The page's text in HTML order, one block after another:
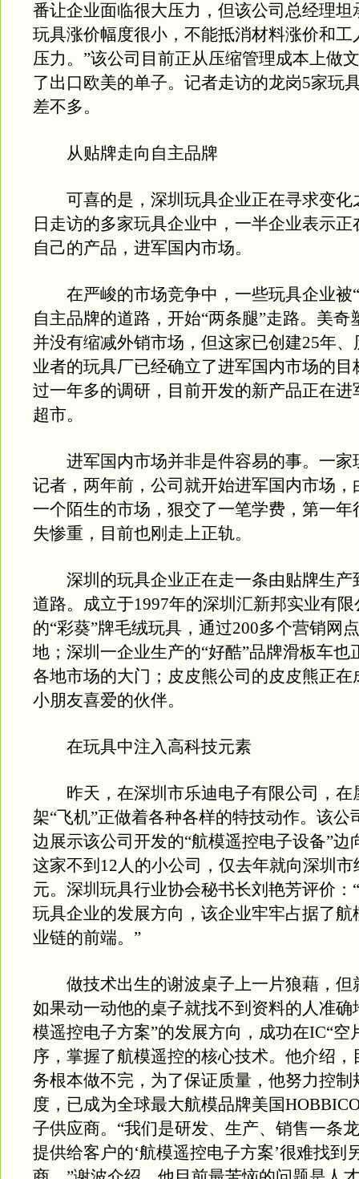
番让企业面临很大压力，但该公司总经理坦
玩具涨价幅度很小，不能抵消材料涨价和工
压力。”该公司目前正从压缩管理成本上做
了出口欧美的单子。记者走访的龙岗5家玩
差不多。
从贴牌走向自主品牌
可喜的是，深圳玩具企业正在寻求变化
日走访的多家玩具企业中，一半企业表示正
自己的产品，进军国内市场。
在严峻的市场竞争中，一些玩具企业被“
自主品牌的道路，开始“两条腿”走路。美奇
并没有缩减外销市场，但这家已创建25年
业者的玩具厂已经确立了进军国内市场的目
过一年多的调研，目前开发的新产品正在进
超市。
进军国内市场并非是件容易的事。一家
记者，两年前，公司就开始进军国内市场，
一个陌生的市场，狠交了一笔学费，第一年
失惨重，目前也刚走上正轨。
深圳的玩具企业正在走一条由贴牌生产
道路。成立于1997年的深圳汇新邦实业有
的“彩葵”牌毛绒玩具，通过200多个营销网
地；深圳一企业生产的“好酷”品牌滑板车也
各地市场的大门；皮皮熊公司的皮皮熊正在
小朋友喜爱的伙伴。
在玩具中注入高科技元素
昨天，在深圳市乐迪电子有限公司，在
架“飞机”正做着各种各样的特技动作。该公
边展示该公司开发的“航模遥控电子设备”边
这家不到12人的小公司，仅去年就向深圳市
元。深圳玩具行业协会秘书长刘艳芳评价：
玩具企业的发展方向，该企业牢牢占据了航
业链的前端。”
做技术出生的谢波桌子上一片狼藉，但
如果动一动他的桌子就找不到资料的人准确
模遥控电子方案”的发展方向，成功在IC“空
序，掌握了航模遥控的核心技术。他介绍，
务根本做不完，为了保证质量，他努力控制
度，已成为全球最大航模品牌美国
子供应商。“我们是研发、生产、销售一条
提供给客户的‘航模遥控电子方案’很难找到